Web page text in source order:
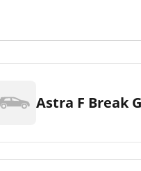
Astra F Break